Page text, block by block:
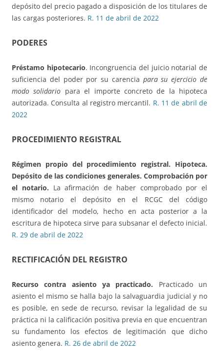
depósito del precio pagado a disposición de los titulares de
las cargas posteriores. R. 11 de abril de 2022
PODERES
Préstamo hipotecario. Incongruencia del juicio notarial de
suficiencia del poder por su carencia para su ejercicio de
modo solidario para el importe concreto de la hipoteca
autorizada. Consulta al registro mercantil. R. 11 de abril de
2022
PROCEDIMIENTO REGISTRAL
Régimen propio del procedimiento registral. Hipoteca.
Depósito de las condiciones generales. Comprobación por
el notario. La afirmación de haber comprobado por el
mismo notario el depósito en el RCGC del código
identificador del modelo, hecho en acta posterior a la
escritura de hipoteca sirve para subsanar el defecto inicial.
R. 29 de abril de 2022
RECTIFICACIÓN DEL REGISTRO
Recurso contra asiento ya practicado. Practicado un
asiento el mismo se halla bajo la salvaguardia judicial y no
es posible, en sede de recurso, revisar la legalidad de su
práctica ni la calificación positiva previa en que encuentran
su fundamento los efectos de legitimación que dicho
asiento genera. R. 26 de abril de 2022